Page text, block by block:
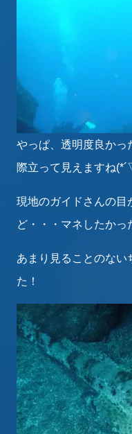
やっぱ、透明度良かっ
際立って見えますね
現地のガイドさんの目
ど・・・マネしたかっ
あまり見ることのない
た！